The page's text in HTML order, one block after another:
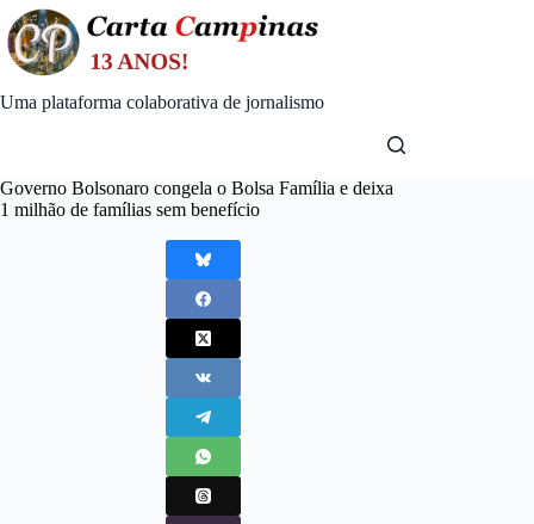
Skip
to
content
Uma plataforma colaborativa de jornalismo
Governo Bolsonaro congela o Bolsa Família e deixa
1 milhão de famílias sem benefício